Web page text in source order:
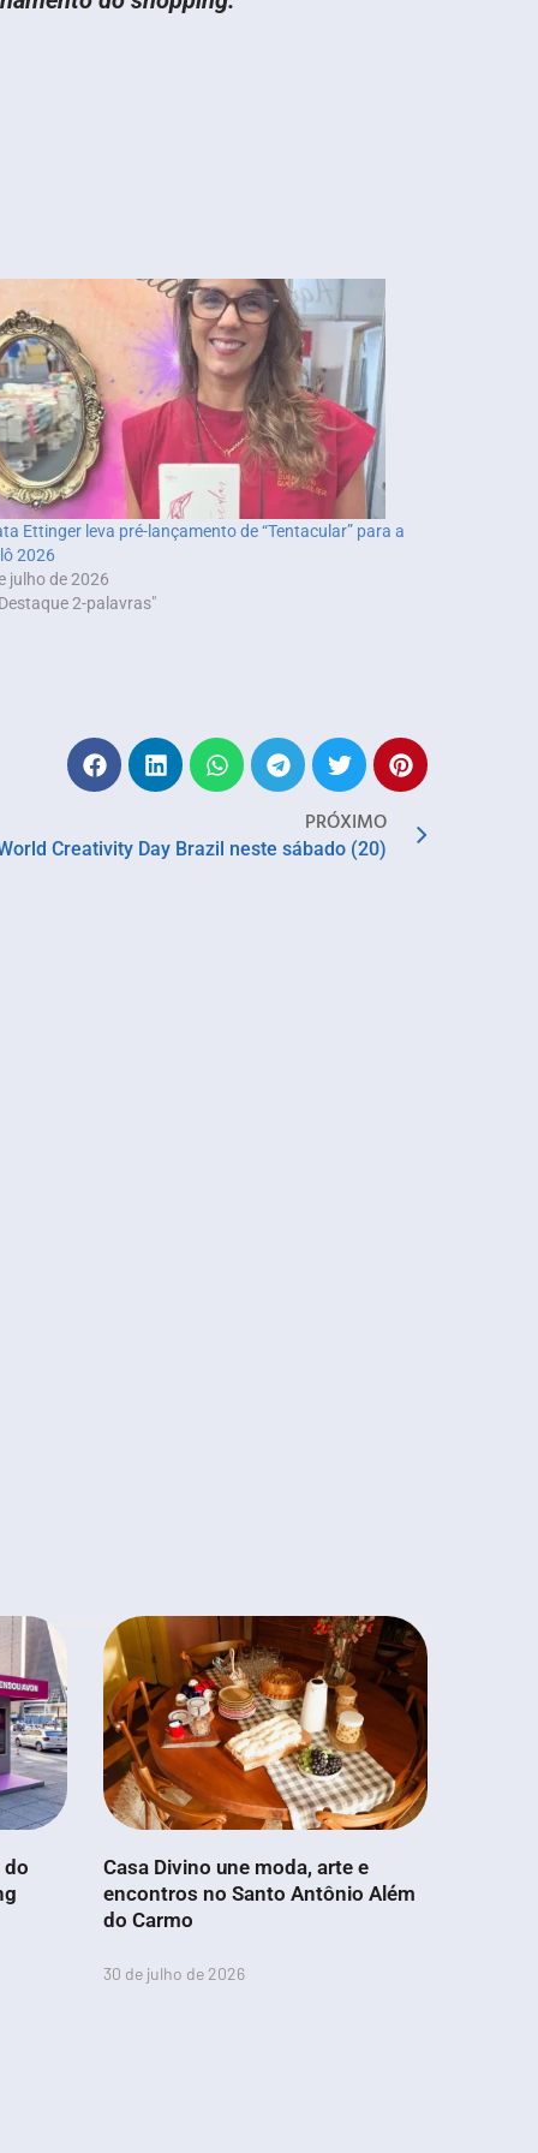
Ettinger leva pré-lançamento de “Tentacular” para a
2026
julho de 2026
2-palavras"
PRÓXIMO
Creativity Day Brazil neste sábado (20)
do
Casa Divino une moda, arte e
encontros no Santo Antônio Além
do Carmo
30 de julho de 2026